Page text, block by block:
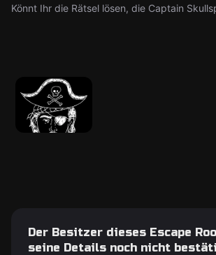
Könnt Ihr die Rätsel lösen, die Captain
Der Besitzer dieses Escape
seine Details noch nicht